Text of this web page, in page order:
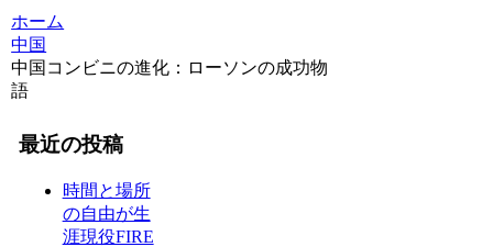
ホーム
中国
中国コンビニの進化：ローソンの成功物
語
最近の投稿
時間と場所
の自由が生
涯現役FIRE